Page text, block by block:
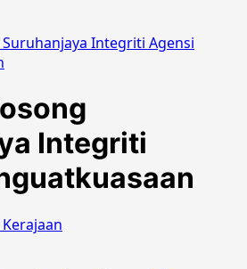
Suruhanjaya Integriti Agensi
Integriti